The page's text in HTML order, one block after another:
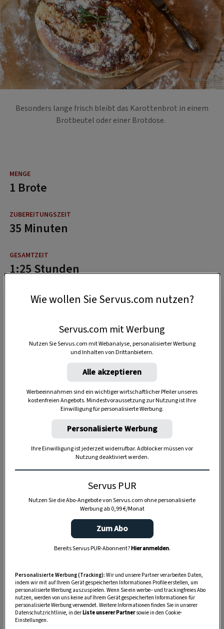
Foto: Pixabay
Besonders lange frisch bleibt das Karottenbrot in einem
Brotbeutel oder einer Brotdose.
1 Brote
35 Minuten
1:25 Stunden
Anzeige
Wie wollen Sie Servus.com nutzen?
Servus.com mit Werbung
Nutzen Sie Servus.com mit Webanalyse, personalisierter Werbung
und Inhalten von Drittanbietern.
Alle akzeptieren
Werbeeinnahmen sind ein wichtiger wirtschaftlicher Pfeiler unseres
kostenfreien Angebots. Mindestvoraussetzung zur Nutzung ist Ihre
Einwilligung für personalisierte Werbung.
Personalisierte Werbung
Ihre Einwilligung ist jederzeit widerrufbar. Adblocker müssen vor
Nutzung deaktiviert werden.
Servus PUR
Nutzen Sie die Abo-Angebote von Servus.com ohne personalisierte
Werbung ab 0,99 €/Monat
Zum Abo
Bereits Servus PUR-Abonnent?Hier anmelden.
Personalisierte Werbung (Tracking): Wir und unsere Partner verarbeiten Daten,
indem wir mit auf Ihrem Gerät gespeicherten Informationen Profile erstellen, um
personalisierte Werbung auszuspielen. Wenn Sie ein werbe– und trackingfreies Abo
nutzen, werden von uns keine auf Ihrem Gerät gespeicherten Informationen für
personalisierte Werbung verwendet. Weitere Informationen finden Sie in unserer
Datenschutzrichtlinie, in derListe unserer Partnersowie in den Cookie-
Einstellungen.